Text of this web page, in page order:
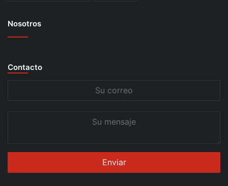
Nosotros
Contacto